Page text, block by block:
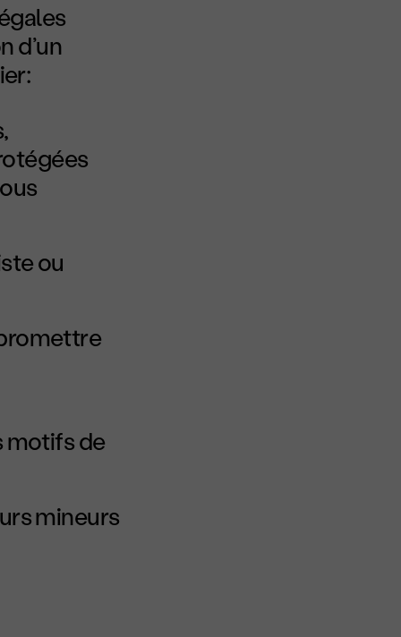
d’un
ou
motifs de
mineurs